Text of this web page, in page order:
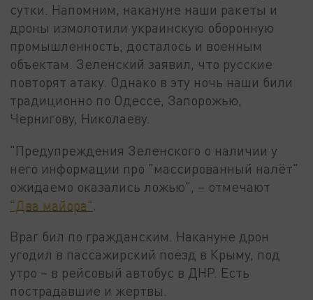
сутки. Напомним, накануне наши ракеты и
дроны измолотили украинскую оборонную
промышленность, досталось и военным
объектам. Зеленский заявил, что русские
повторят атаку. Однако в эту ночь наши били
традиционно по Одессе, Запорожью,
Чернигову, Николаеву.
"Предупреждения Зеленского о наличии у
него информации про "массированный налёт"
ожидаемо оказались ложью", – отмечают
"Два майора"
Враг бил по гражданским. Накануне дрон
угодил в пассажирский поезд в Крыму, под
утро – в рейсовый автобус в ДНР. Есть
пострадавшие и жертвы.